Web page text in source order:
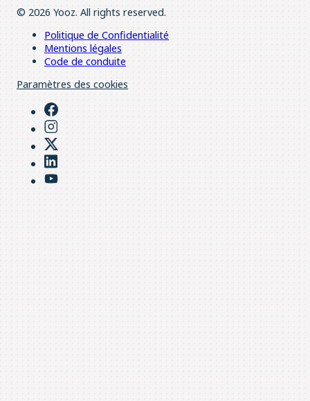
© 2026 Yooz. All rights reserved.
Politique de Confidentialité
Mentions légales
Code de conduite
Paramètres des cookies